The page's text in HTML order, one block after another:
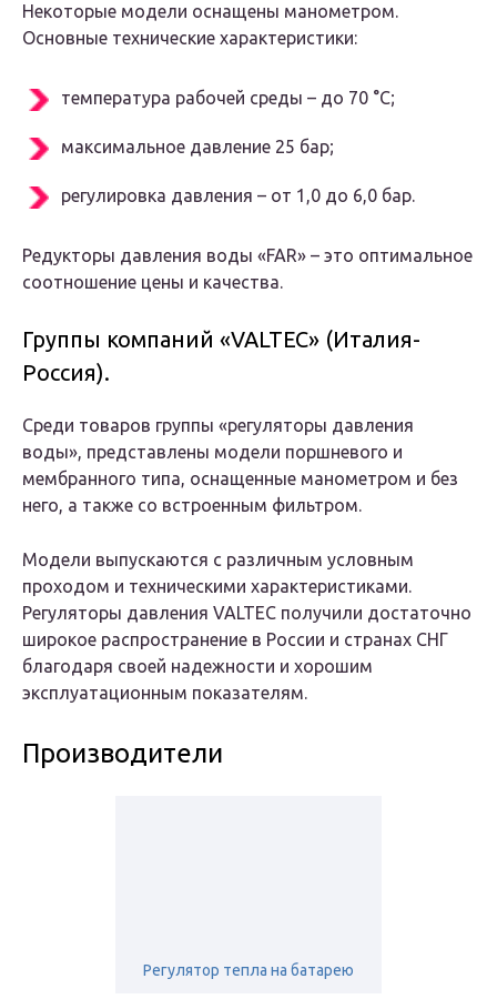
Некоторые модели оснащены манометром.
Основные технические характеристики:
температура рабочей среды – до 70 °С;
максимальное давление 25 бар;
регулировка давления – от 1,0 до 6,0 бар.
Редукторы давления воды «FAR» – это оптимальное
соотношение цены и качества.
Группы компаний «VALTEC» (Италия-
Россия).
Среди товаров группы «регуляторы давления
воды», представлены модели поршневого и
мембранного типа, оснащенные манометром и без
него, а также со встроенным фильтром.
Модели выпускаются с различным условным
проходом и техническими характеристиками.
Регуляторы давления VALTEC получили достаточно
широкое распространение в России и странах СНГ
благодаря своей надежности и хорошим
эксплуатационным показателям.
Производители
Регулятор тепла на батарею